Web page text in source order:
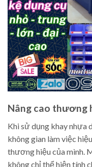
Nâng cao thương
Khi sử dụng khay nhựa
không gian làm việc
thương hiệu của mình.
không chỉ thể hiện tính